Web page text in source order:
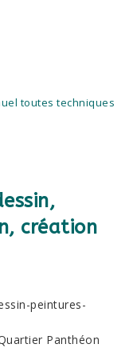
toutes techniques
création
peintures-
Panthéon